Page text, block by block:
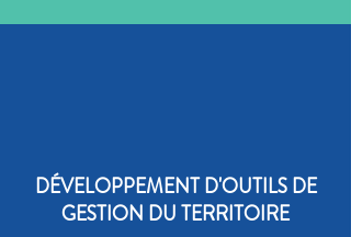
DÉVELOPPEMENT D'OUTILS DE
GESTION DU TERRITOIRE